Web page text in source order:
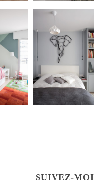
SUIVEZ-MOI